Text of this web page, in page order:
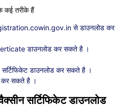
तरीके हैं
से डाउनलोड कर
डाउनलोड कर सकते है ।
सर्टिफिकेट डाउनलोड कर सकते है ।
कर सकते है ।
सर्टिफिकेट डाउनलोड